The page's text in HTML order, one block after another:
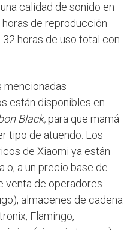
calidad de sonido en
de reproducción
32 horas de uso total con
mencionadas
están disponibles en
Black, para que mamá
tipo de atuendo. Los
de Xiaomi ya están
o, a un precio base de
venta de operadores
almacenes de cadena
Flamingo,